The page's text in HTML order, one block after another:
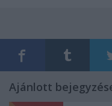
Ajánlott